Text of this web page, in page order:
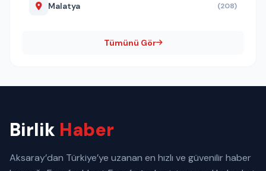
Malatya (208)
Tümünü Gör
Birlik Haber
Aksaray’dan Türkiye’ye uzanan en hızlı ve güvenilir haber